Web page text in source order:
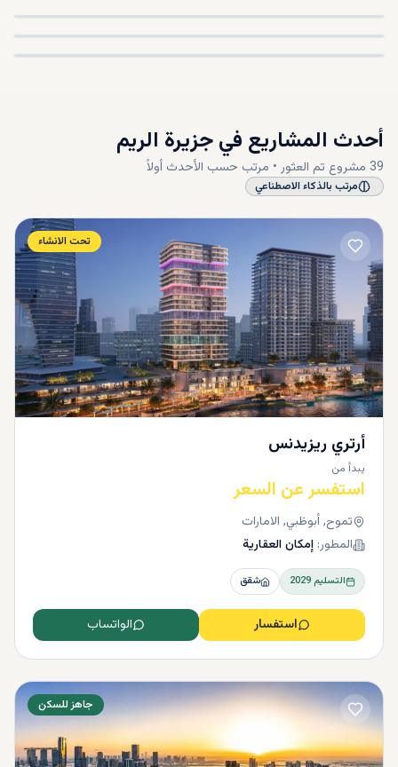
المجتمع
المجتمع
أحدث المشاريع فيجزيرة الريم
39 مشروع تم العثور • مرتب حسب الأحدث أولاً
مرتب بالذكاء الاصطناعي
تحت الانشاء
أرتري ريزيدنس
يبدأ من
استفسر عن السعر
تموح, أبوظبي, الامارات
المطور: إمكان العقارية
التسليم2029 شقق
استفسار الواتساب
جاهز للسكن